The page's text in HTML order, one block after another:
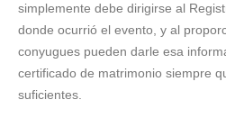
simplemente debe dirigirse al
donde ocurrió el evento, y al
conyugues pueden darle esa
certificado de matrimonio siempre
suficientes.